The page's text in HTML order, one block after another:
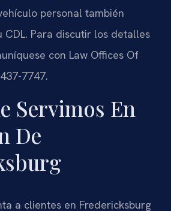
personal también
CDL. Para discutir los detalles
con Law Offices Of
7747.
Servimos En
De
a clientes en Fredericksburg